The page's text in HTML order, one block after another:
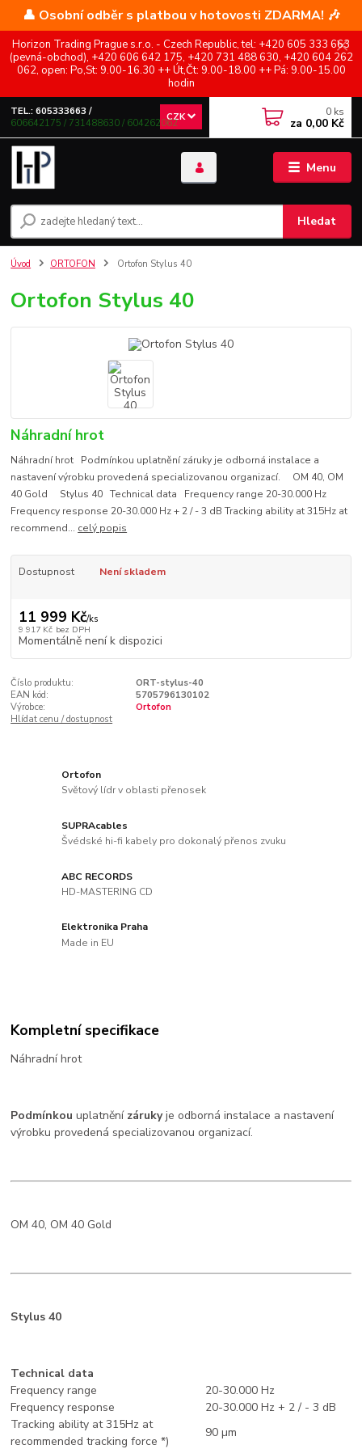
👤 Osobní odběr s platbou v hotovosti ZDARMA! 🎶
Horizon Trading Prague s.r.o. - Czech Republic, tel: +420 605 333 663
(pevná-obchod), +420 606 642 175, +420 731 488 630, +420 604 262
062, open: Po,St: 9.00-16.30 ++ Út,Čt: 9.00-18.00 ++ Pá: 9.00-15.00
hodin
Menu
CZK
Hledat
TEL.: 605333663 /
606642175 / 731488630 / 604262062
0 ks
za 0,00 Kč
Úvod ORTOFON Ortofon Stylus 40
Ortofon Stylus 40
Náhradní hrot
Náhradní hrot Podmínkou uplatnění záruky je odborná instalace a
nastavení výrobku provedená specializovanou organizací. OM 40, OM
40 Gold Stylus 40 Technical data Frequency range 20-30.000 Hz
Frequency response 20-30.000 Hz + 2 / - 3 dB Tracking ability at 315Hz at
recommend... celý popis
Dostupnost Není skladem
11 999 Kč/ks
9 917 Kč bez DPH
Momentálně není k dispozici
Číslo produktu:
ORT-stylus-40
EAN kód:
5705796130102
Výrobce:
Ortofon
Hlídat cenu / dostupnost
Ortofon
Světový lídr v oblasti přenosek
SUPRAcables
Švédské hi-fi kabely pro dokonalý přenos zvuku
ABC RECORDS
HD-MASTERING CD
Elektronika Praha
Made in EU
Kompletní specifikace
Náhradní hrot
Podmínkou uplatnění zárukyje odborná instalace a nastavení
výrobku provedená specializovanou organizací.
OM 40, OM 40 Gold
Stylus 40
Technical data
Frequency range
20-30.000 Hz
Frequency response
20-30.000 Hz + 2 / - 3 dB
Tracking ability at 315Hz at
recommended tracking force *)
90 µm